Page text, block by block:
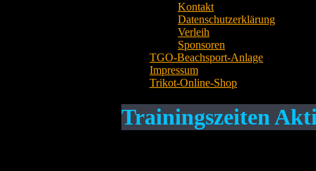
Kontakt
Datenschutzerklärung
Verleih
Sponsoren
TGO-Beachsport-Anlage
Impressum
Trikot-Online-Shop
Trainingszeiten